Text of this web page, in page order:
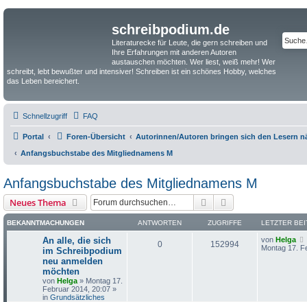
schreibpodium.de
Literaturecke für Leute, die gern schreiben und
Ihre Erfahrungen mit anderen Autoren
austauschen möchten. Wer liest, weiß mehr! Wer
schreibt, lebt bewußter und intensiver! Schreiben ist ein schönes Hobby, welches
das Leben bereichert.
Schnellzugriff FAQ
Portal Foren-Übersicht
Autorinnen/Autoren bringen sich den Lesern
Anfangsbuchstabe des Mitgliednamens M
Anfangsbuchstabe des Mitgliednamens M
Neues Thema Suche
BEKANNTMACHUNGEN ANTWORTEN ZUGRIFFE LETZTER
An alle, die sich
im Schreibpodium
neu anmelden
möchten
von Helga » Montag 17.
Februar 2014, 20:07 »
in Grundsätzliches
0 152994 von Helga
Montag 17.